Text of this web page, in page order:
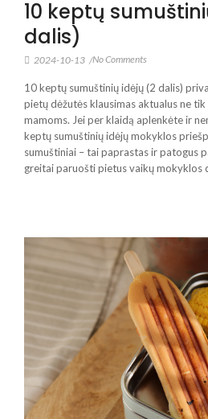
10 keptų
dalis)
2024-10-13 /No Comments
10 keptų sumuštinių idėjų (2 dalis)
pietų dėžutės klausimas aktualus ne
mamoms. Jei per klaidą aplenkėte ir
keptų sumuštinių idėjų mokyklos
sumuštiniai – tai paprastas ir patogus
greitai paruošti pietus vaikų mokyklos